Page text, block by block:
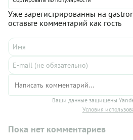
Уже зарегистрированны на
оставьте комментарий как гость
Ваши данные защищены
Условия
Пока нет комментариев